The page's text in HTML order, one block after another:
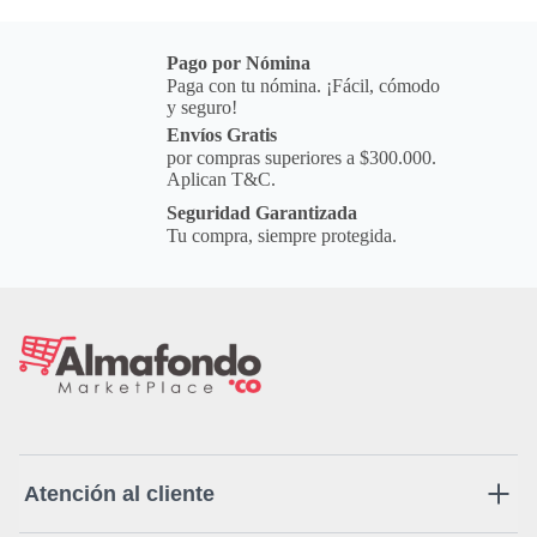
Pago por Nómina
Paga con tu nómina. ¡Fácil, cómodo
y seguro!
Envíos Gratis
por compras superiores a $300.000.
Aplican T&C.
Seguridad Garantizada
Tu compra, siempre protegida.
Atención al cliente